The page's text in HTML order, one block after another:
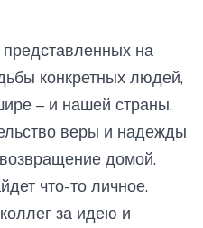
на
конкретных людей,
– и нашей страны.
веры и надежды
домой.
что-то личное.
за идею и